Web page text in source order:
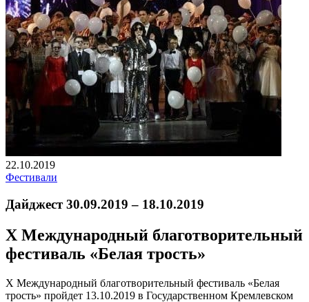
22.10.2019
Фестивали
Дайджест 30.09.2019 – 18.10.2019
X Международный благотворительный
фестиваль «Белая трость»
X Международный благотворительный фестиваль «Белая
трость» пройдет 13.10.2019 в Государственном Кремлевском